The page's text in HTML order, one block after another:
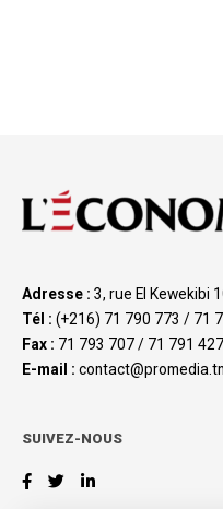
Adresse : 3, rue El Kewekibi
Tél : (+216) 71 790 773 / 71
Fax : 71 793 707 / 71 791 427
E-mail : contact@promedia.tn
SUIVEZ-NOUS